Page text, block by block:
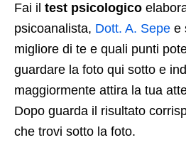
Fai il test psicologico
psicoanalista, Dott. A. Sepe e
migliore di te e quali punti
guardare la foto qui sotto e
maggiormente attira la tua
Dopo guarda il risultato
che trovi sotto la foto.